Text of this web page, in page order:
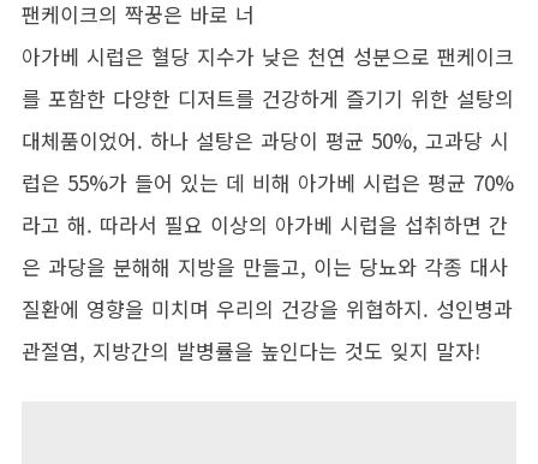
팬케이크의 짝꿍은 바로 너
아가베 시럽은 혈당 지수가 낮은 천연 성분으로 팬케이크
를 포함한 다양한 디저트를 건강하게 즐기기 위한 설탕의
대체품이었어. 하나 설탕은 과당이 평균 50%, 고과당 시
럽은 55%가 들어 있는 데 비해 아가베 시럽은 평균 70%
라고 해. 따라서 필요 이상의 아가베 시럽을 섭취하면 간
은 과당을 분해해 지방을 만들고, 이는 당뇨와 각종 대사
질환에 영향을 미치며 우리의 건강을 위협하지. 성인병과
관절염, 지방간의 발병률을 높인다는 것도 잊지 말자!